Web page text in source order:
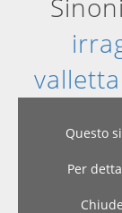
valletta
© 2007 -
Questo
Per